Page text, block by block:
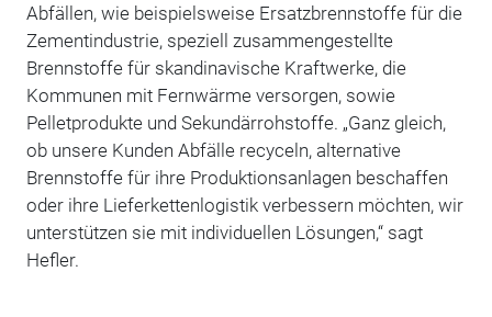
Abfällen, wie beispielsweise Ersatzbrennstoffe für die
Zementindustrie, speziell zusammengestellte
Brennstoffe für skandinavische Kraftwerke, die
Kommunen mit Fernwärme versorgen, sowie
Pelletprodukte und Sekundärrohstoffe. „Ganz gleich,
ob unsere Kunden Abfälle recyceln, alternative
Brennstoffe für ihre Produktionsanlagen beschaffen
oder ihre Lieferkettenlogistik verbessern möchten, wir
unterstützen sie mit individuellen Lösungen,“ sagt
Hefler.